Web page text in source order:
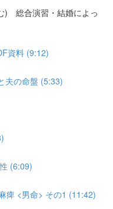
) 総合演習・結婚によっ
資料 (9:12)
夫の命盤 (5:33)
(6:09)
痺 <男命> その1 (11:42)